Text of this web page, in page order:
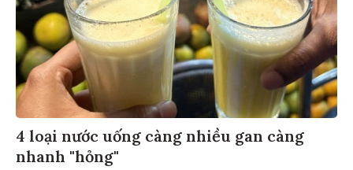
4 loại nước uống càng nhiều gan càng
nhanh "hỏng"